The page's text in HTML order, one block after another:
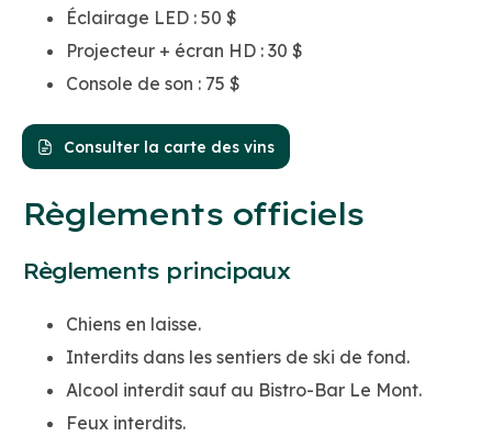
Éclairage LED : 50 $
Projecteur + écran HD : 30 $
Console de son : 75 $
Consulter la carte des vins
Règlements officiels
Règlements principaux
Chiens en laisse.
Interdits dans les sentiers de ski de fond.
Alcool interdit sauf au Bistro-Bar Le Mont.
Feux interdits.